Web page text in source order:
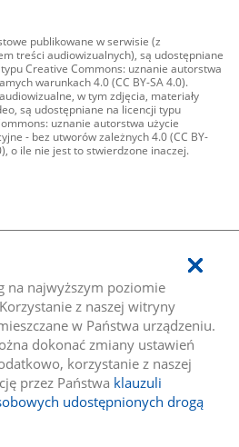
na najwyższym poziomie
z naszej witryny
w Państwa urządzeniu.
dokonać zmiany ustawień
korzystanie z naszej
przez Państwa klauzuli
udostępnionych drogą
publikowane w serwisie (z
treści audiowizualnych), są udostępniane
Creative Commons: uznanie autorstwa
warunkach 4.0 (CC BY-SA 4.0).
w tym zdjęcia, materiały
są udostępniane na licencji typu
uznanie autorstwa użycie
- bez utworów zależnych 4.0 (CC BY-
o ile nie jest to stwierdzone inaczej.